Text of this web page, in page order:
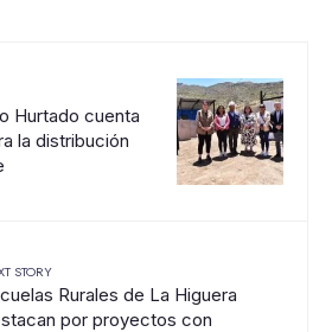
Hurtado cuenta
la distribución
STORY
Rurales de La Higuera
por proyectos con